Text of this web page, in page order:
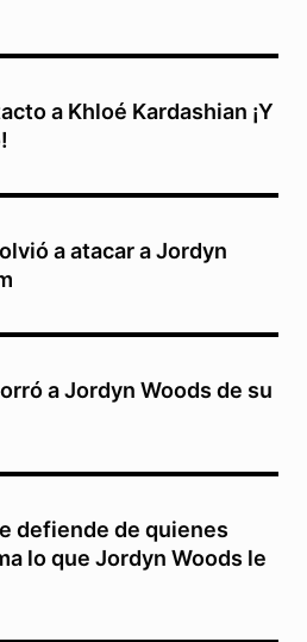
a Khloé Kardashian ¡Y
a atacar a Jordyn
a Jordyn Woods de su
defiende de quienes
lo que Jordyn Woods le